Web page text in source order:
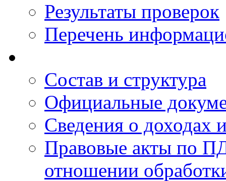
Результаты проверок
Перечень
Состав и структура
Официальные
Сведения о доходах
Правовые акты по
отношении